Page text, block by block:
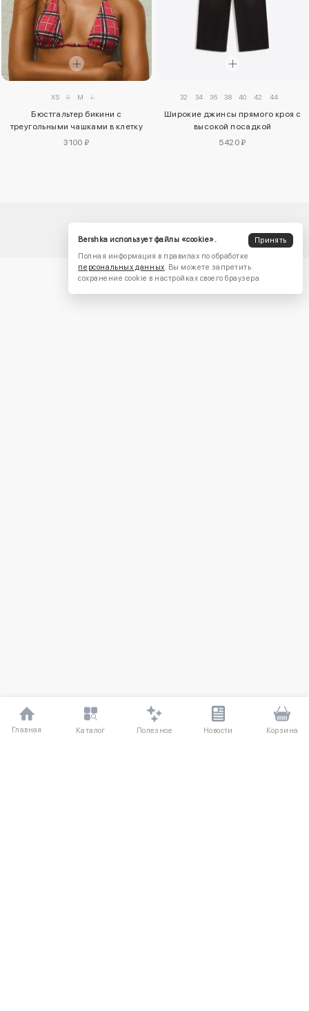
XS S M L
Бюстгальтер бикини с
треугольными чашками в клетку
3100 ₽
32 34 36 38 40 42 44
Широкие джинсы прямого кроя с
высокой посадкой
5420 ₽
Главная Каталог Полезное Новости Корзина
Bershka использует файлы «cookie».
Принять
Полная информация в правилах по обработке
персональных данных . Вы можете запретить
сохранение cookie в настройках своего браузера